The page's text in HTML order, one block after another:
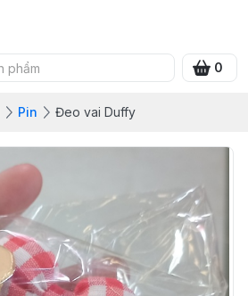
0
Pin Đeo vai Duffy